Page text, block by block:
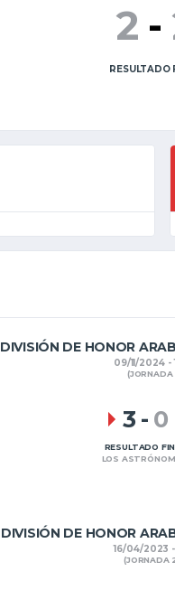
2 -
RESULTADO
DIVISIÓN DE HONOR
09/11/2024 -
(JORNADA
3 - 0
RESULTADO
LOS
DIVISIÓN DE HONOR
16/04/2023 -
(JORNADA